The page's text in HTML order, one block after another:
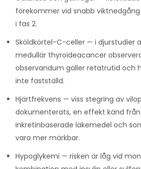
förekommer vid snabb
i fas 2.
Sköldkörtel-C-celler — i djurstudier
medullär thyroideacancer
observandum gäller retatrutid och
inte fastställd.
Hjärtfrekvens — viss stegring av
dokumenterats, en effekt känd
inkretinbaserade läkemedel och
vara mer märkbar.
Hypoglykemi — risken är låg vid